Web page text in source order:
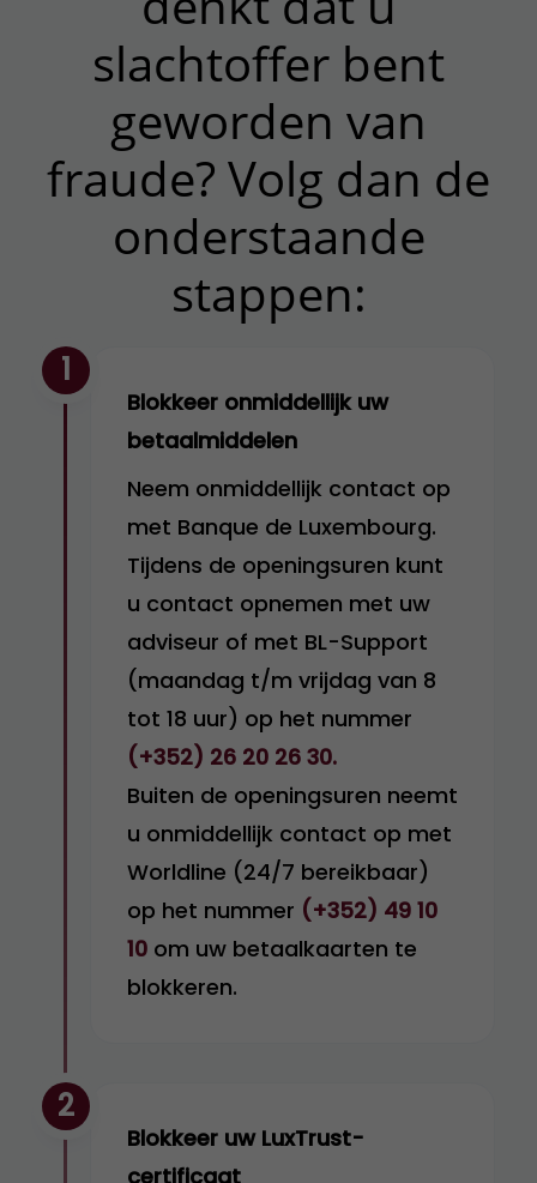
slachtoffer bent
geworden van
fraude? Volg dan de
onderstaande
stappen:
1
Blokkeer onmiddellijk uw
betaalmiddelen
Neem onmiddellijk contact op
met Banque de Luxembourg.
Tijdens de openingsuren kunt
u contact opnemen met uw
adviseur of met BL-Support
(maandag t/m vrijdag van 8
tot 18 uur) op het nummer
(+352) 26 20 26 30.
Buiten de openingsuren neemt
u onmiddellijk contact op met
Worldline (24/7 bereikbaar)
op het nummer (+352) 49 10
10 om uw betaalkaarten te
blokkeren.
2
Blokkeer uw LuxTrust-
certificaat